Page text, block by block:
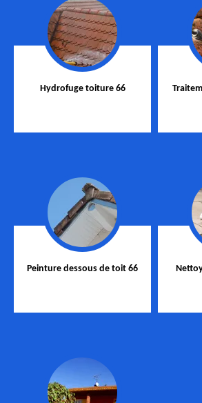
Hydrofuge toiture 66
Peinture dessous de toit 66